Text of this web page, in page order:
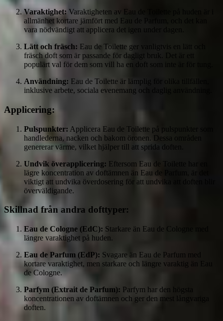
Varaktighet: Varaktigheten av Eau de Toilette på huden är i
allmänhet kortare jämfört med Eau de Parfum, och det kan
vara nödvändigt att applicera det igen under dagen.
Lätt och fräsch: Eau de Toilette ger vanligtvis en lätt och
fräsch doft som är passande för dagligt bruk. Det är ett
populärt val för dem som vill ha en doft som inte är för tung.
Användning: Eau de Toilette är lämplig för olika tillfällen,
inklusive arbete, sociala evenemang och daglig användning.
Applicering:
Pulspunkter: Applicera Eau de Toilette på pulspunkter som
handlederna, nacken och bakom öronen. Dessa områden
genererar värme, vilket hjälper till att sprida doften.
Undvik överapplicering: Eftersom Eau de Toilette har en
lägre koncentration av doftämnen än Eau de Parfum, är det
viktigt att undvika överdosering för att undvika att doften blir
överväldigande.
Skillnad från andra dofttyper:
Eau de Cologne (EdC): Starkare än Eau de Cologne med
längre varaktighet på huden.
Eau de Parfum (EdP): Svagare än Eau de Parfum med
kortare varaktighet, men starkare och längre varaktig än Eau
de Cologne.
Parfym (Extrait de Parfum): Parfym har den högsta
koncentrationen av doftämnen och ger den mest långvariga
doften.